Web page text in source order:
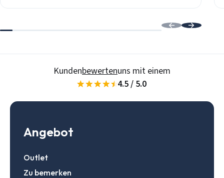
Mobilheime
Anlässe
Service
Häufig
Kundenbewertenuns mit einem
4.5 / 5.0
Angebot
Outlet
Zu bemerken
Login
E-Mail
Passwort